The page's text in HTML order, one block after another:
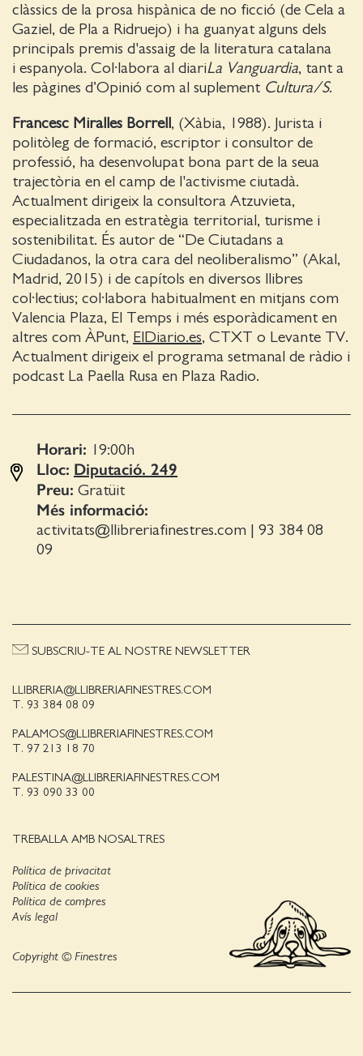
clàssics de la prosa hispànica de no ficció (de Cela a
Gaziel, de Pla a Ridruejo) i ha guanyat alguns dels
principals premis d'assaig de la literatura catalana
i espanyola. Col·labora al diariLa Vanguardia, tant a
les pàgines d’Opinió com al suplement Cultura/S.
Francesc Miralles Borrell, (Xàbia, 1988). Jurista i
politòleg de formació, escriptor i consultor de
professió, ha desenvolupat bona part de la seua
trajectòria en el camp de l'activisme ciutadà.
Actualment dirigeix la consultora Atzuvieta,
especialitzada en estratègia territorial, turisme i
sostenibilitat. És autor de “De Ciutadans a
Ciudadanos, la otra cara del neoliberalismo” (Akal,
Madrid, 2015) i de capítols en diversos llibres
col·lectius; col·labora habitualment en mitjans com
Valencia Plaza, El Temps i més esporàdicament en
altres com ÀPunt, ElDiario.es, CTXT o Levante TV.
Actualment dirigeix el programa setmanal de ràdio i
podcast La Paella Rusa en Plaza Radio.
Horari: 19:00h
Lloc: Diputació. 249
Preu: Gratüit
Més informació:
activitats@llibreriafinestres.com | 93 384 08
09
LLIBRERIA@LLIBRERIAFINESTRES.COM
T. 93 384 08 09
PALAMOS@LLIBRERIAFINESTRES.COM
T. 97 213 18 70
PALESTINA@LLIBRERIAFINESTRES.COM
T. 93 090 33 00
TREBALLA AMB NOSALTRES
SUBSCRIU-TE AL NOSTRE NEWSLETTER
Política de privacitat
Política de cookies
Avís legal
Política de compres
Copyright © Finestres